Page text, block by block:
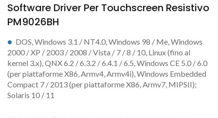
Software Driver Per Touchscreen Resistivo
PM9026BH
DOS, Windows 3.1 / NT4.0, Windows 98 / Me, Windows
2000 / XP / 2003 / 2008 / Vista / 7 / 8 / 10, Linux (fino al
kernel 3.x), QNX 6.2 / 6.3.2 / 6.4.1 / 6.5, Windows CE 5.0 / 6.0
(per piattaforme X86, Armv4, Armv4i), Windows Embedded
Compact 7 / 2013 (per piattaforme X86, Armv7, MIPSII);
Solaris 10 / 11